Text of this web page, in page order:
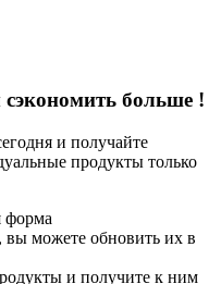
сэкономить больше !
и получайте
продукты только
форма
можете обновить их в
и получите к ним